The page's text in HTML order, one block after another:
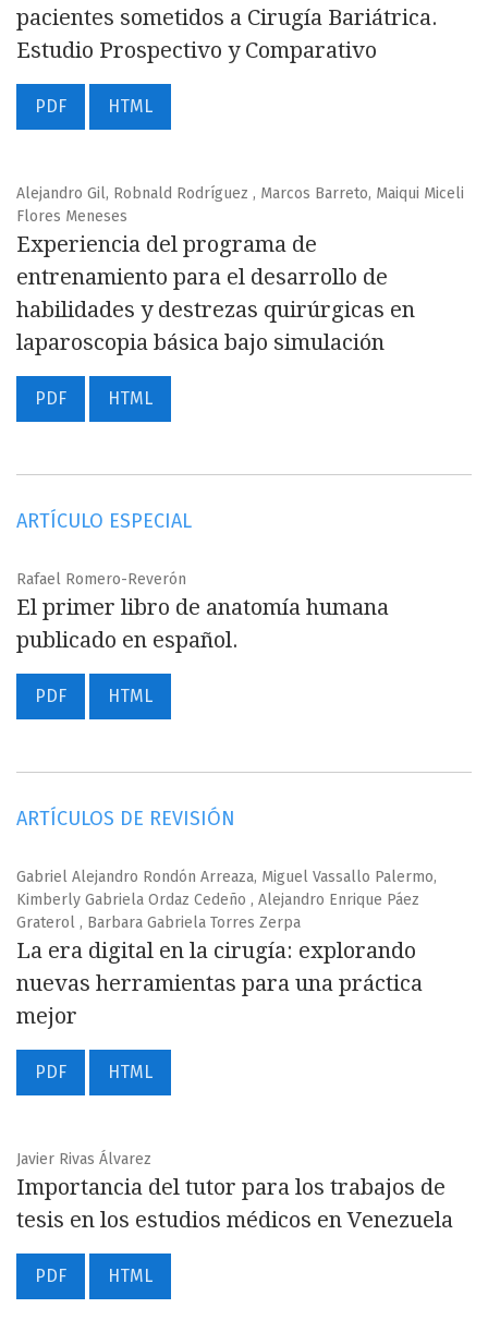
pacientes sometidos a Cirugía Bariátrica.
Estudio Prospectivo y Comparativo
PDF HTML
Alejandro Gil, Robnald Rodríguez , Marcos Barreto, Maiqui Miceli
Flores Meneses
Experiencia del programa de
entrenamiento para el desarrollo de
habilidades y destrezas quirúrgicas en
laparoscopia básica bajo simulación
PDF HTML
ARTÍCULO ESPECIAL
Rafael Romero-Reverón
El primer libro de anatomía humana
publicado en español.
PDF HTML
ARTÍCULOS DE REVISIÓN
Gabriel Alejandro Rondón Arreaza, Miguel Vassallo Palermo,
Kimberly Gabriela Ordaz Cedeño , Alejandro Enrique Páez
Graterol , Barbara Gabriela Torres Zerpa
La era digital en la cirugía: explorando
nuevas herramientas para una práctica
mejor
PDF HTML
Javier Rivas Álvarez
Importancia del tutor para los trabajos de
tesis en los estudios médicos en Venezuela
PDF HTML